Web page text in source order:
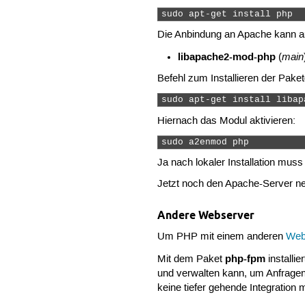
sudo apt-get install php
Die Anbindung an Apache kann
libapache2-mod-php(main
Befehl zum Installieren der
sudo apt-get install
Hiernach das Modul aktivieren:
sudo a2enmod php
Ja nach lokaler Installation
Jetzt noch den Apache-Server
Andere Webserver
Um PHP mit einem anderen
Mit dem Paket php-fpm
und verwalten kann, um
keine tiefer gehende Integration